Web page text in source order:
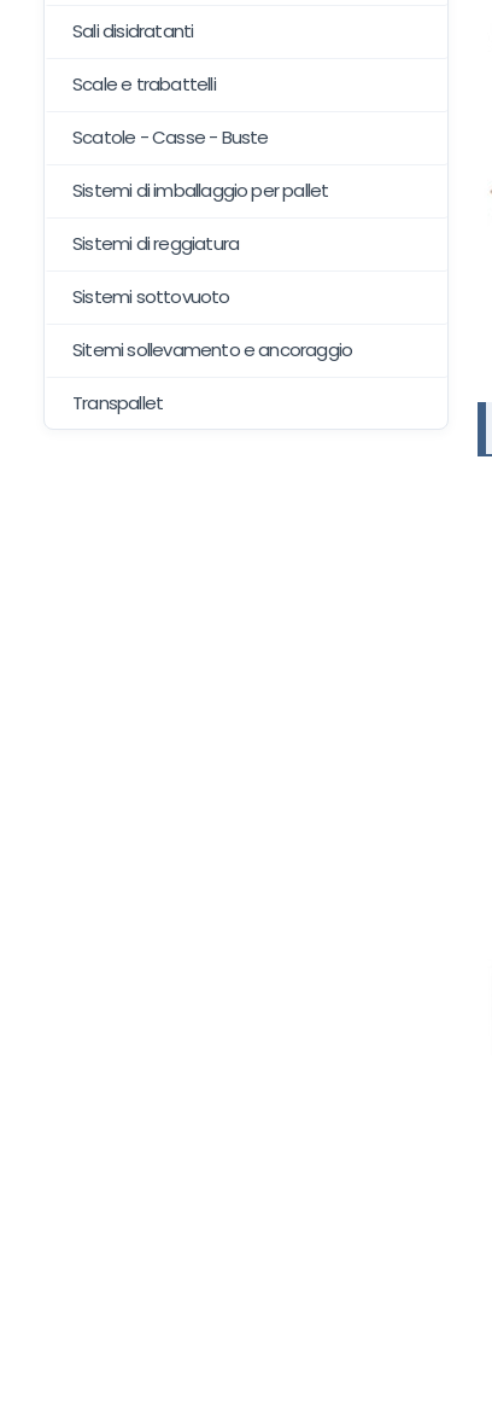
Sali disidratanti
Scale e trabattelli
Scatole - Casse - Buste
Sistemi di imballaggio per pallet
Sistemi di reggiatura
Sistemi sottovuoto
Sitemi sollevamento e ancoraggio
Transpallet